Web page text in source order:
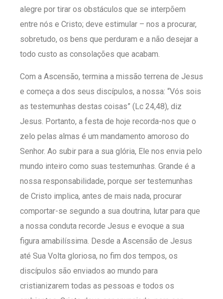
alegre por tirar os obstáculos que se interpõem
entre nós e Cristo; deve estimular – nos a procurar,
sobretudo, os bens que perduram e a não desejar a
todo custo as consolações que acabam.
Com a Ascensão, termina a missão terrena de Jesus
e começa a dos seus discípulos, a nossa: “Vós sois
as testemunhas destas coisas” (Lc 24,48), diz
Jesus. Portanto, a festa de hoje recorda-nos que o
zelo pelas almas é um mandamento amoroso do
Senhor. Ao subir para a sua glória, Ele nos envia pelo
mundo inteiro como suas testemunhas. Grande é a
nossa responsabilidade, porque ser testemunhas
de Cristo implica, antes de mais nada, procurar
comportar-se segundo a sua doutrina, lutar para que
a nossa conduta recorde Jesus e evoque a sua
figura amabilíssima. Desde a Ascensão de Jesus
até Sua Volta gloriosa, no fim dos tempos, os
discípulos são enviados ao mundo para
cristianizarem todas as pessoas e todos os